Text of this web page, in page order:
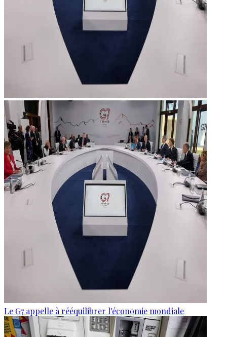
Le G7 appelle à rééquilibrer l'économie mondiale